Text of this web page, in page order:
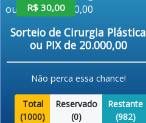
R$ 30,00
Sorteio de Cirurgia Plástica
ou PIX de 20.000,00
Não perca essa chance!
Total
(1000)
Reservado
(0)
Restante
(982)